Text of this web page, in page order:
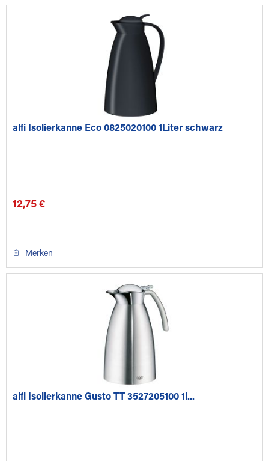
alfi Isolierkanne Eco 0825020100 1Liter schwarz
12,75 €
Merken
alfi Isolierkanne Gusto TT 3527205100 1l...